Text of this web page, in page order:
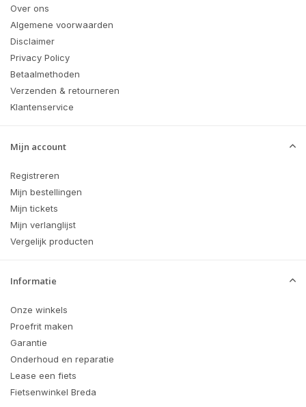
Over ons
Algemene voorwaarden
Disclaimer
Privacy Policy
Betaalmethoden
Verzenden & retourneren
Klantenservice
Mijn account
Registreren
Mijn bestellingen
Mijn tickets
Mijn verlanglijst
Vergelijk producten
Informatie
Onze winkels
Proefrit maken
Garantie
Onderhoud en reparatie
Lease een fiets
Fietsenwinkel Breda